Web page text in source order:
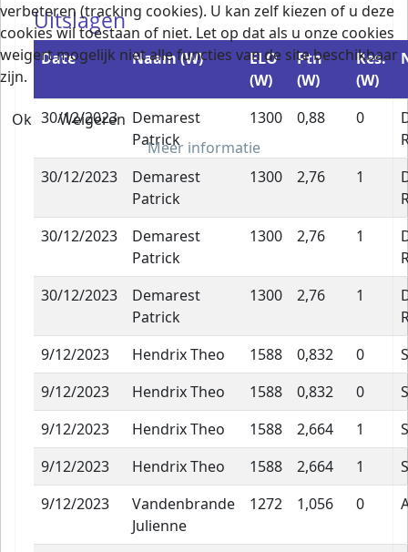
Uitslagen
Date Naam (W)
ELO
(W)
Ptn
(W)
Res.
(W)
30/12/2023
Demarest
Patrick
1300 0,88 0
30/12/2023
Demarest
Patrick
1300 2,76 1
30/12/2023
Demarest
Patrick
1300 2,76 1
30/12/2023
Demarest
Patrick
1300 2,76 1
9/12/2023
Hendrix Theo 1588 0,832 0
9/12/2023
Hendrix Theo 1588 0,832 0
9/12/2023
Hendrix Theo 1588 2,664 1
9/12/2023
Hendrix Theo 1588 2,664 1
9/12/2023
Vandenbrande
Julienne
1272 1,056 0
verbeteren (tracking cookies). U kan zelf kiezen of u deze
cookies wil toestaan of niet. Let op dat als u onze cookies
weigert mogelijk niet alle functies van de site beschikbaar
zijn.
Ok
Weigeren
Meer informatie